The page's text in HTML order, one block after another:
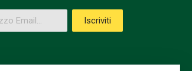
Email
Iscriviti